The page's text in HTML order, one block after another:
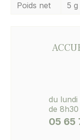
Poids net
5 g
du lundi
de 8h30
05 65